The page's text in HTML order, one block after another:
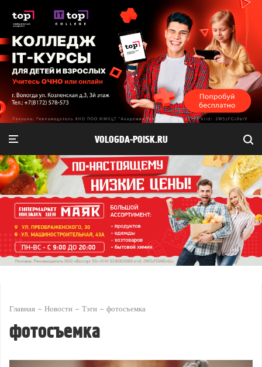
VOLOGDA-POISK.RU
Главная Новости Тэги фотосъемка
фотосъемка